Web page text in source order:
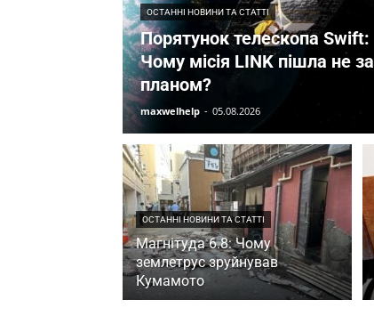
ОСТАННІ НОВИНИ ТА СТАТТІ
Порятунок телескопа Swift:
Чому місія LINK пішла не за
планом?
maxwelhelp - 05.08.2026
ОСТАННІ НОВИНИ ТА СТАТТІ
Магнітуда 6.8: Чому
землетрус зруйнував
Кумамото